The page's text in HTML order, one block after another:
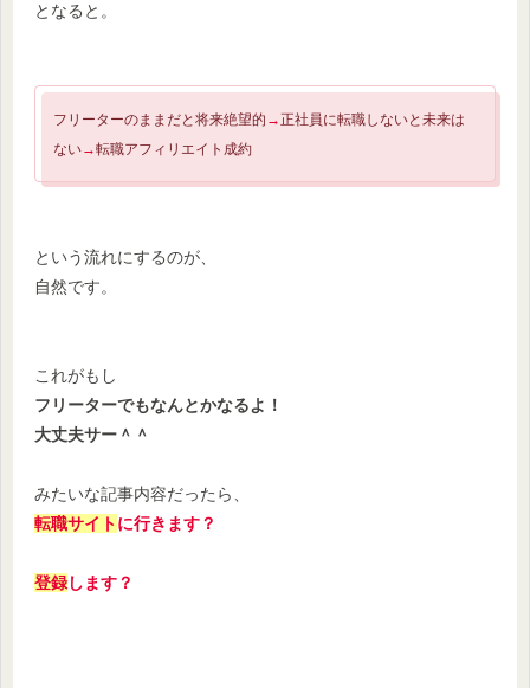
となると。
フリーターのままだと将来絶望的 →正社員に転職しないと未来は
ない→転職アフィリエイト成約
という流れにするのが、
自然です。
これがもし
フリーターでもなんとかなるよ！
大丈夫サー＾＾
みたいな記事内容だったら、
転職サイトに行きます？
登録します？